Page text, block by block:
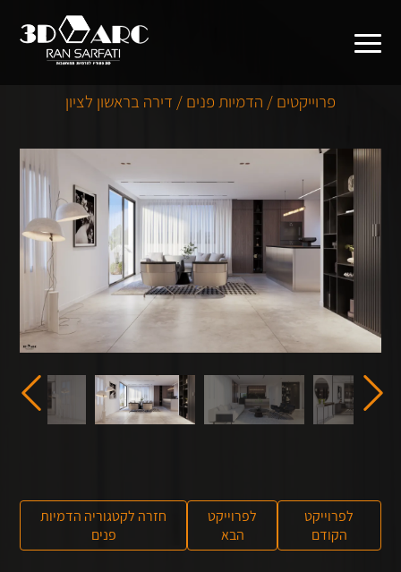
פרוייקטים / הדמיות פנים / דירה בראשון לציון
לפרוייקט
הקודם
לפרוייקט
הבא
חזרה לקטגוריה הדמיות
פנים